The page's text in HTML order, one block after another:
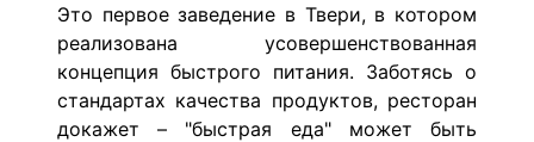
Это первое заведение в Твери, в котором
реализована усовершенствованная
концепция быстрого питания. Заботясь о
стандартах качества продуктов, ресторан
докажет – "быстрая еда" может быть